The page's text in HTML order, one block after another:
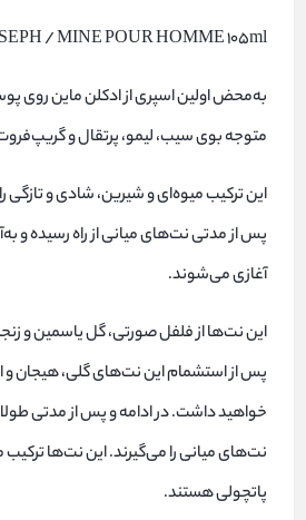
/ MINE POUR HOMME 105ml
به‌محض اولین اسپری از ادکلن ماین روی
متوجه بوی سیب، لیمو، پرتقال و
این ترکیب میو‌ه‌ای و شیرین، شادی و تازگی
پس از مدتی نت‌های میانی از راه رسیده و
آغازی می‌شوند.
این نت‌ها از فلفل صورتی، گل یاسمین و
پس از استشمام این نت‌های گلی، هیجان و
خواهید داشت. در ادامه و پس از مدتی
نت‌های میانی را می‌گیرند. این نت‌ها
پاتچولی هستند.